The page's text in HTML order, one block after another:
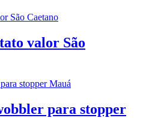
valor São
para stopper